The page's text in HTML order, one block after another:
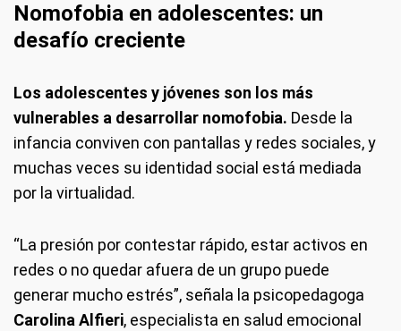
Nomofobia en adolescentes: un
desafío creciente
Los adolescentes y jóvenes son los más
vulnerables a desarrollar nomofobia. Desde la
infancia conviven con pantallas y redes sociales, y
muchas veces su identidad social está mediada
por la virtualidad.
“La presión por contestar rápido, estar activos en
redes o no quedar afuera de un grupo puede
generar mucho estrés”, señala la psicopedagoga
Carolina Alfieri, especialista en salud emocional